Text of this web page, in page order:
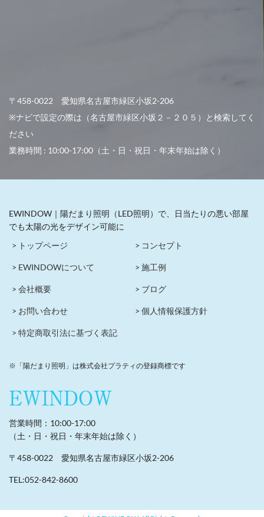
〒458-0022 愛知県名古屋市緑区小坂2-206
※ナビで設定の際は（名古屋市緑区小坂２－２０５）と検索してく
ださい
業務時間 : 10:00-17:00（土・日・祝日・年末年始は除く）
EWINDOW｜陽だまり照明（LED照明）で、日当たりの悪い部屋
でも太陽の光をデザイン可能に
> トップページ
> コンセプト
> EWINDOWについて > 施工例
> 会社概要 > ブログ
> お問い合わせ > 個人情報保護方針
> 特定商取引法に基づく表記
※「陽だまり照明」は株式会社プラティの登録商標です
営業時間：10:00-17:00
（土・日・祝日・年末年始は除く）
〒458-0022 愛知県名古屋市緑区小坂2-206
TEL:052-842-8600